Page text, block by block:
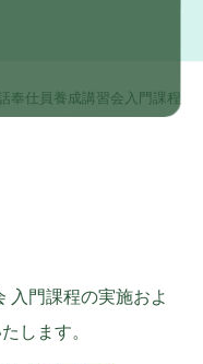
奉仕員養成講習会入門課程
入門課程の実施およ
します。